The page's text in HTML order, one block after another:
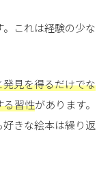
これは経験の少な
発見を得るだけでな
る習性があります。
きな絵本は繰り返